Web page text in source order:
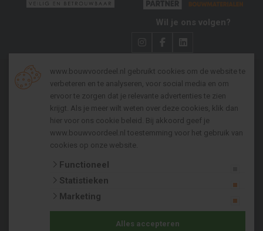
Wil je ons volgen?
Algemene voorwaarden zakelijk
Algemene voorwaarden consumenten
Privacy policy
Copyright 2026 © Pieper Bouwmaterialenhandel b.v.
Bij Bouwvoordeel kun je betalen met:
www.bouwvoordeel.nl gebruikt cookies om de website te
verbeteren en te analyseren, voor social media en om
ervoor te zorgen dat je relevante advertenties te zien
krijgt. Als je meer wilt weten over deze cookies, klik dan
hier voor ons cookie beleid
. Bij akkoord geef je
www.bouwvoordeel.nl toestemming voor het gebruik van
cookies op onze website.
Functioneel
Statistieken
Marketing
Alles accepteren